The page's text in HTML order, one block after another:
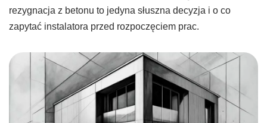
rezygnacja z betonu to jedyna słuszna decyzja i o co
zapytać instalatora przed rozpoczęciem prac.